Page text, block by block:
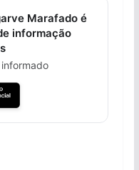
Marafado é
informação